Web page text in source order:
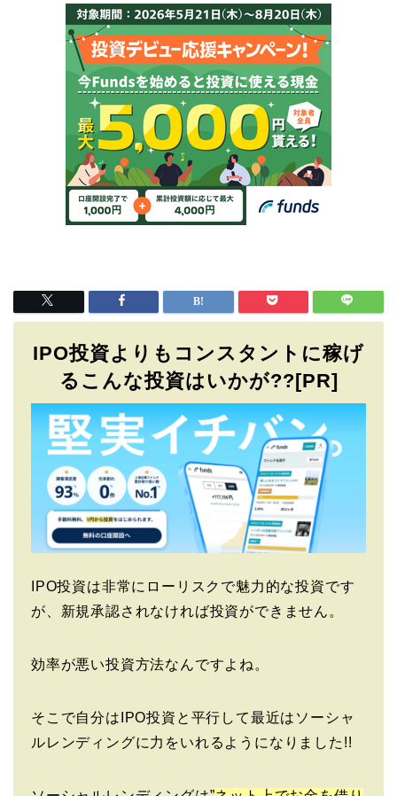
IPO投資よりもコンスタントに稼げ
るこんな投資はいかが??[PR]
IPO投資は非常にローリスクで魅力的な投資です
が、新規承認されなければ投資ができません。
効率が悪い投資方法なんですよね。
そこで自分はIPO投資と平行して最近はソーシャ
ルレンディングに力をいれるようになりました!!